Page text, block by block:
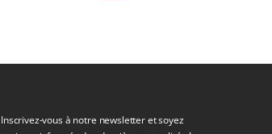
Inscrivez-vous à notre newsletter et soyez